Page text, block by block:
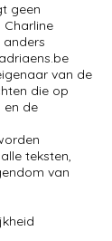
geen
Charline
anders
van de
die op
en de
teksten,
van